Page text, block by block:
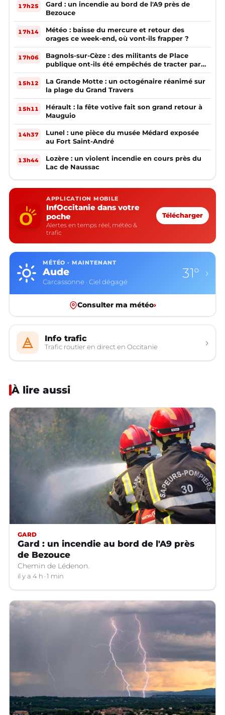
17h25
Gard : un incendie au bord de l'A9 près de
Bezouce
17h14
Météo : baisse du mercure et retour des
orages ce week-end, où vont-ils frapper ?
17h06
Bagnols-sur-Cèze : des militants de Place
publique ont-ils été empêchés de tracter par
la mairie ?
15h12
La Grande Motte : un octogénaire réanimé sur
la plage du Grand Travers
15h11
Hérault : la fête votive fait son grand retour à
Mauguio
14h37
Lunel : une pièce du musée Médard exposée
au Fort Saint-André
13h44
Lozère : un violent incendie en cours près du
Lac de Naussac
APPLICATION MOBILE
InfOccitanie dans votre
poche
Alertes en temps réel, météo &
trafic
Télécharger
MÉTÉO · MAINTENANT
Aude
Carcassonne · Ciel dégagé
31° ›
Consulter ma météo›
Info trafic
Trafic routier en direct en Occitanie ›
À lire aussi
GARD
Gard : un incendie au bord de l'A9 près
de Bezouce
Chemin de Lédenon.
il y a 4 h 1 min